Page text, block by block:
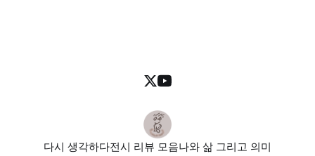
다시 생각하다전시 리뷰 모음나와 삶 그리고 의미